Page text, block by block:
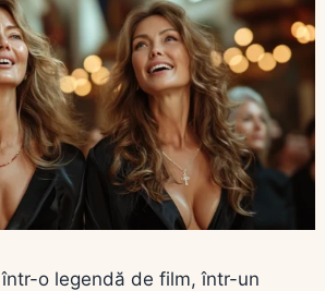
într-o legendă de film, într-un